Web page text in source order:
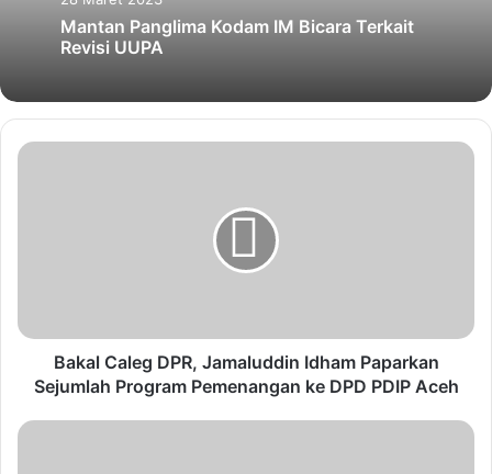
Mantan Panglima Kodam IM Bicara Terkait
Revisi UUPA
Bakal Caleg DPR, Jamaluddin Idham Paparkan
Sejumlah Program Pemenangan ke DPD PDIP Aceh